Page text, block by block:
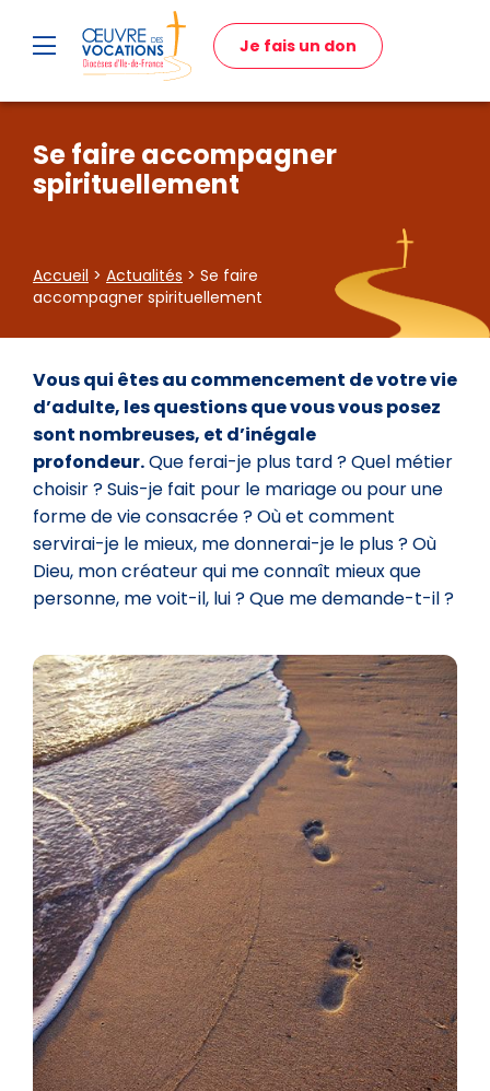
Je fais un don
Se faire accompagner
spirituellement
Accueil > Actualités > Se faire
accompagner spirituellement
Vous qui êtes au commencement de votre vie
d’adulte, les questions que vous vous posez
sont nombreuses, et d’inégale
profondeur.Que ferai-je plus tard ? Quel métier
choisir ? Suis-je fait pour le mariage ou pour une
forme de vie consacrée ? Où et comment
servirai-je le mieux, me donnerai-je le plus ? Où
Dieu, mon créateur qui me connaît mieux que
personne, me voit-il, lui ? Que me demande-t-il ?